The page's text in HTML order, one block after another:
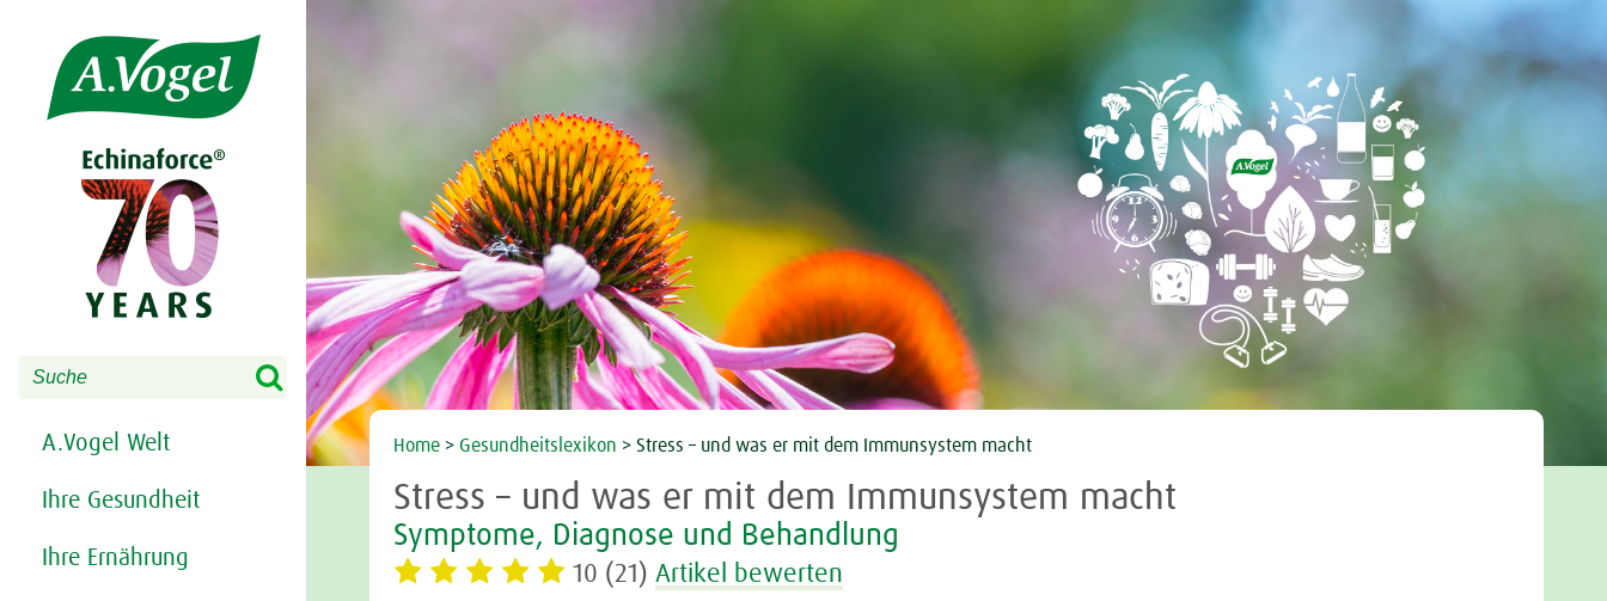

Search
A.Vogel Welt
Ihre Gesundheit
Ihre Ernährung
Home >Gesundheitslexikon > Stress – und was er mit dem Immunsystem macht
Stress – und was er mit dem Immunsystem macht
Symptome, Diagnose und Behandlung
10 (21)Artikel bewerten